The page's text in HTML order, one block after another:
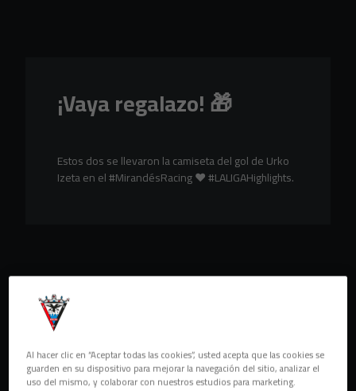
¡Vaya regalazo! 🎁
Estos dos se llevaron la camiseta del gol de Urko
Izeta en el #MirandésRacing ❤️ #LALIGAHighlights.
Al hacer clic en “Aceptar todas las cookies”, usted acepta que las cookies se
guarden en su dispositivo para mejorar la navegación del sitio, analizar el
uso del mismo, y colaborar con nuestros estudios para marketing.